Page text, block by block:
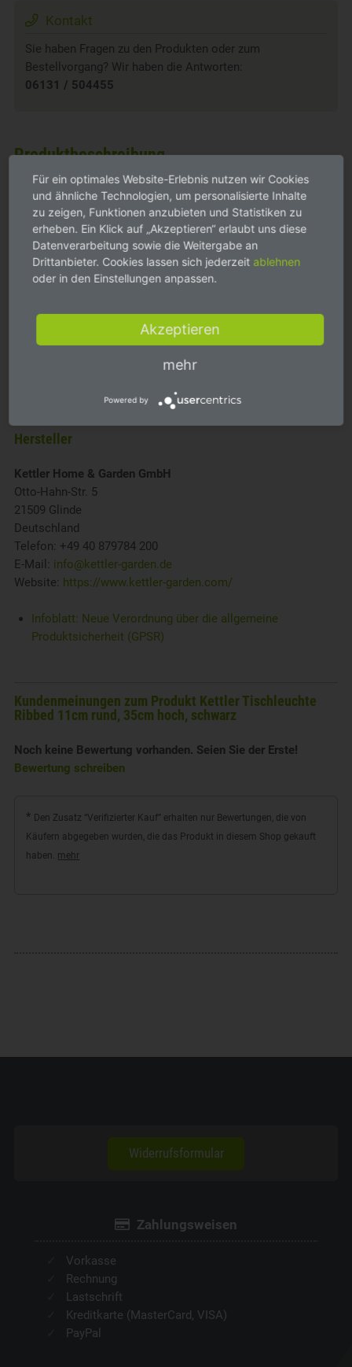
Kontakt
Sie haben Fragen zu den Produkten oder zum
Bestellvorgang? Wir haben die Antworten:
06131 / 504455
Produktbeschreibung
Kettler Tischleuchte
Farbe: matt schwarz
Gewicht: 1,0 kg
Material: Aluminium/ Polycarbonat
Aufstellmaß (L x B x H): 11 x 35 cm
Moderne Tischleuchte im Stil einer Laterne, sie gibt es in
werden. Durch die Memoryfunktion kann die Leuchte immer
wieder in die gewohnte Leuchtfunktion zurück gestellt
Hersteller
Kettler Home & Garden GmbH
Otto-Hahn-Str. 5
21509 Glinde
Deutschland
Telefon: +49 40 879784 200
E-Mail: info@kettler-garden.de
Website: https://www.kettler-garden.com/
Infoblatt: Neue Verordnung über die allgemeine
Produktsicherheit (GPSR)
Kundenmeinungen zum Produkt Kettler Tischleuchte
Ribbed 11cm rund, 35cm hoch, schwarz
Noch keine Bewertung vorhanden. Seien Sie der Erste!
Bewertung schreiben
* Den Zusatz “Verifizierter Kauf” erhalten nur Bewertungen, die von
Käufern abgegeben wurden, die das Produkt in diesem Shop gekauft
haben. mehr
Widerrufsformular
Zahlungsweisen
Vorkasse
Rechnung
Lastschrift
Kreditkarte (MasterCard, VISA)
PayPal
Für ein optimales Website-Erlebnis nutzen wir Cookies
und ähnliche Technologien, um personalisierte Inhalte
zu zeigen, Funktionen anzubieten und Statistiken zu
erheben. Ein Klick auf „Akzeptieren“ erlaubt uns diese
Datenverarbeitung sowie die Weitergabe an
Drittanbieter. Cookies lassen sich jederzeit ablehnen
oder in den Einstellungen anpassen.
Akzeptieren
mehr
Powered by